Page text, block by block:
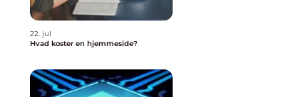
22. jul
Hvad koster en hjemmeside?